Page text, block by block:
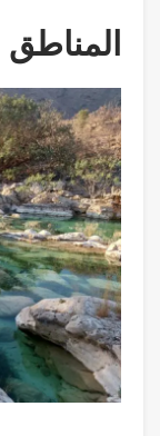
المناطق